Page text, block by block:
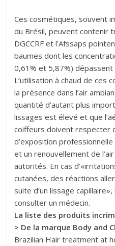
Ces cosmétiques, souvent
du Brésil, peuvent contenir
DGCCRF et l’Afssaps
baumes dont les
0,61% et 5,87%)
L’utilisation à chaud de ces
la présence dans l’air
quantité d’autant plus
lissages est élevé et que
coiffeurs doivent respecter
d’exposition
et un renouvellement de
autorités. En cas
cutanées, des réactions
suite d’un lissage
consulter un médecin.
La liste des produits
> De la marque Body and
Brazilian Hair treatment at